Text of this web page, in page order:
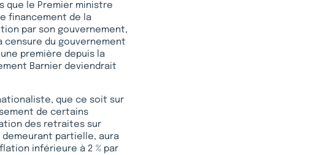
que le Premier ministre
financement de la
par son gouvernement,
censure du gouvernement
première depuis la
Barnier deviendrait
que ce soit sur
de certains
des retraites sur
demeurant partielle, aura
inférieure à 2 % par